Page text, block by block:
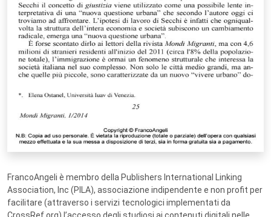
FrancoAngeli è membro della Publishers International Linking
Association, Inc (PILA), associazione indipendente e non profit per
facilitare (attraverso i servizi tecnologici implementati da
CrossRef.org) l’accesso degli studiosi ai contenuti digitali nelle